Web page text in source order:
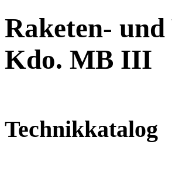
Raketen-
Kdo. MB III
Technikkatalog